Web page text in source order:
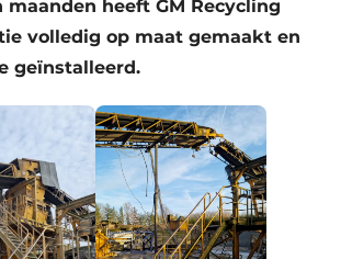
maanden heeft GM Recycling
volledig op maat gemaakt en
geïnstalleerd.